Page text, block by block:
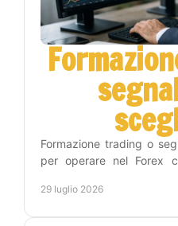
Formazione trading o
per operare nel Forex
29 luglio 2026